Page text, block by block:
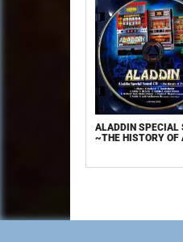
ALADDIN SPECIAL
~THE HISTORY OF